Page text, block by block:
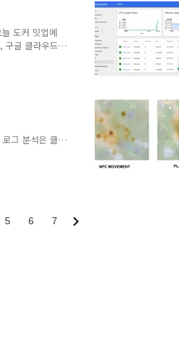
은 돌기를
를 세포체가
결과로 변환
도커 밋업에
구글 클라우드
Kubernetes
GKE는 구글
분의 이런
그 분석은 클
가 많다.클라
플러리, 트
음대로 지정을
별도의 로그
5 6 7